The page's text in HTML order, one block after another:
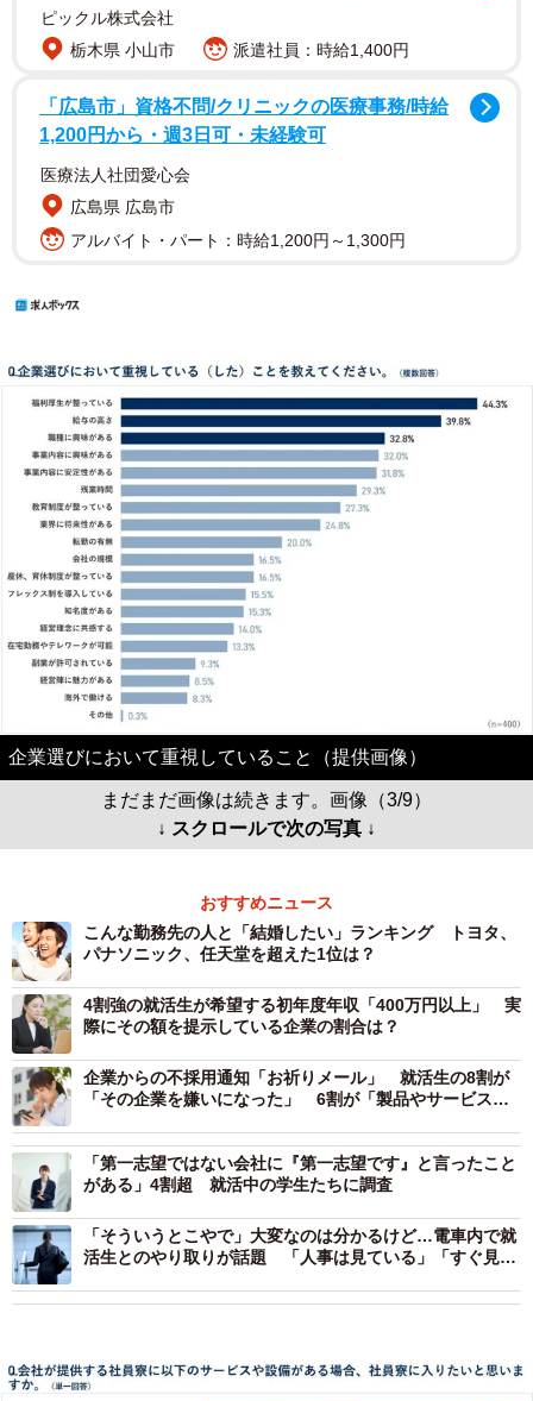
ピックル株式会社
栃木県 小山市
派遣社員：時給1,400円
「広島市」資格不問/クリニックの医療事務/時給
1,200円から・週3日可・未経験可
医療法人社団愛心会
広島県 広島市
アルバイト・パート：時給1,200円～1,300円
企業選びにおいて重視していること（提供画像）
まだまだ画像は続きます。画像（3/9）
↓ スクロールで次の写真 ↓
おすすめニュース
こんな勤務先の人と「結婚したい」ランキング トヨタ、
パナソニック、任天堂を超えた1位は？
4割強の就活生が希望する初年度年収「400万円以上」 実
際にその額を提示している企業の割合は？
企業からの不採用通知「お祈りメール」 就活生の8割が
「その企業を嫌いになった」 6割が「製品やサービスを
「第一志望ではない会社に『第一志望です』と言ったこと
がある」4割超 就活中の学生たちに調査
「そういうとこやで」大変なのは分かるけど…電車内で就
活生とのやり取りが話題 「人事は見ている」「すぐ見抜